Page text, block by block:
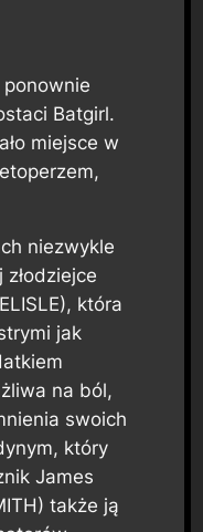
Batgirl.
miejsce w
niezwykle
która
jak
na ból,
swoich
który
James
także ją